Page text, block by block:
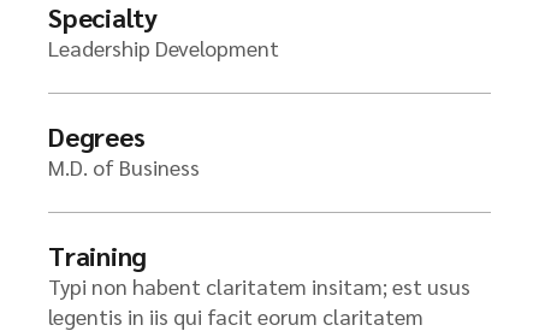
Specialty
Leadership Development
Degrees
M.D. of Business
Training
Typi non habent claritatem insitam; est usus
legentis in iis qui facit eorum claritatem